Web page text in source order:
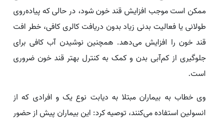
ممکن است موجب افزایش قند خون شود، در حالی که پیاده‌روی
طولانی یا فعالیت بدنی زیاد بدون دریافت کالری کافی، خطر افت
قند خون را افزایش می‌دهد. همچنین نوشیدن آب کافی برای
جلوگیری از کم‌آبی بدن و کمک به کنترل بهتر قند خون ضروری
است.
وی خطاب به بیماران مبتلا به دیابت نوع یک و افرادی که از
انسولین استفاده می‌کنند، توصیه کرد: این بیماران پیش از حضور